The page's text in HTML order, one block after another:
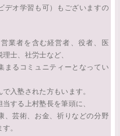
デオ学習も可）もございますの
業者を含む経営者、役者、医
士、社労士など、
まるコミュニティーとなってい
入塾された方もいます。
する上村塾長を筆頭に、
、芸術、お金、祈りなどの分野
。